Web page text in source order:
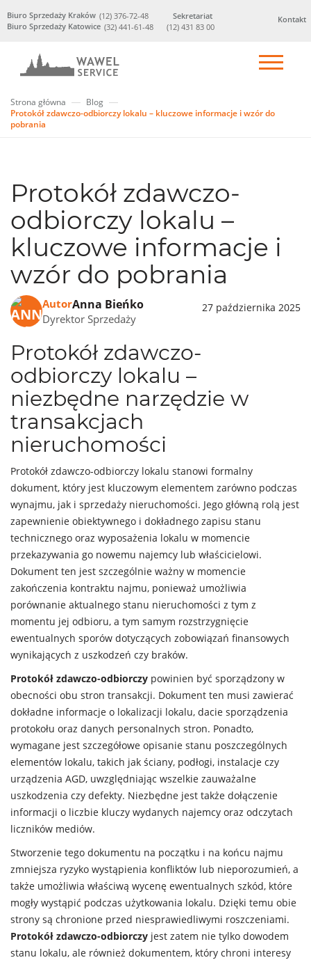
Kontakt
Biuro Sprzedaży Kraków (12) 376-72-48
Biuro Sprzedaży Katowice (32) 441-61-48
Sekretariat
(12) 431 83 00
Strona główna
Blog
Protokół zdawczo-odbiorczy lokalu – kluczowe informacje i wzór do
pobrania
Protokół zdawczo-
odbiorczy lokalu –
kluczowe informacje i
wzór do pobrania
AutorAnna Bieńko
Dyrektor Sprzedaży
27 października 2025
Protokół zdawczo-
odbiorczy lokalu –
niezbędne narzędzie w
transakcjach
nieruchomości
Protokół zdawczo-odbiorczy lokalu stanowi formalny
dokument, który jest kluczowym elementem zarówno podczas
wynajmu, jak i sprzedaży nieruchomości. Jego główną rolą jest
zapewnienie obiektywnego i dokładnego zapisu stanu
technicznego oraz wyposażenia lokalu w momencie
przekazywania go nowemu najemcy lub właścicielowi.
Dokument ten jest szczególnie ważny w momencie
zakończenia kontraktu najmu, ponieważ umożliwia
porównanie aktualnego stanu nieruchomości z tym z
momentu jej odbioru, a tym samym rozstrzygnięcie
ewentualnych sporów dotyczących zobowiązań finansowych
wynikających z uszkodzeń czy braków.
Protokół zdawczo-odbiorczy powinien być sporządzony w
obecności obu stron transakcji. Dokument ten musi zawierać
dokładne informacje o lokalizacji lokalu, dacie sporządzenia
protokołu oraz danych personalnych stron. Ponadto,
wymagane jest szczegółowe opisanie stanu poszczególnych
elementów lokalu, takich jak ściany, podłogi, instalacje czy
urządzenia AGD, uwzględniając wszelkie zauważalne
uszkodzenia czy defekty. Niezbędne jest także dołączenie
informacji o liczbie kluczy wydanych najemcy oraz odczytach
liczników mediów.
Stworzenie tego dokumentu na początku i na końcu najmu
zmniejsza ryzyko wystąpienia konfliktów lub nieporozumień, a
także umożliwia właściwą wycenę ewentualnych szkód, które
mogły wystąpić podczas użytkowania lokalu. Dzięki temu obie
strony są chronione przed niesprawiedliwymi roszczeniami.
Protokół zdawczo-odbiorczy jest zatem nie tylko dowodem
stanu lokalu, ale również dokumentem, który chroni interesy